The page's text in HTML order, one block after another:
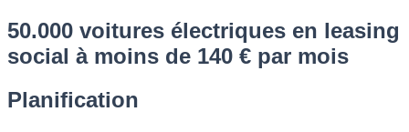
50.000 voitures électriques en leasing
social à moins de 140 € par mois
Planification